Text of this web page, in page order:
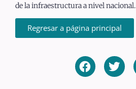
de la infraestructura a nivel nacional.
Regresar a página principal